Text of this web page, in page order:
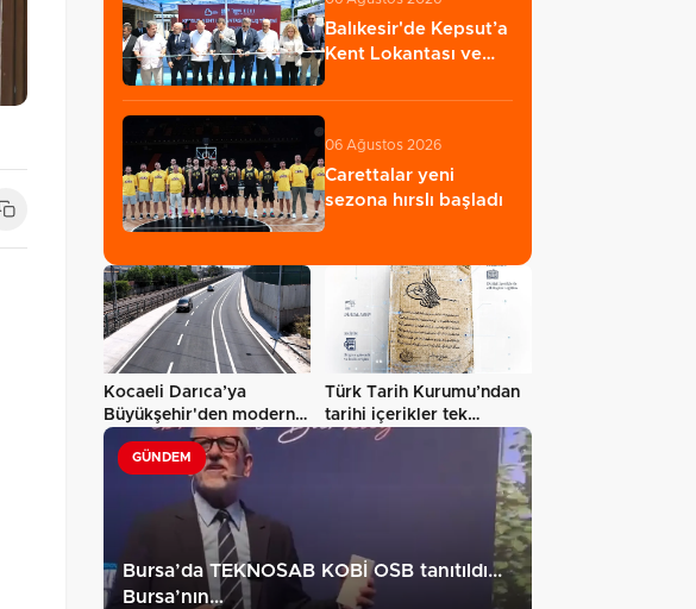
Balıkesir'de Kepsut’a
Kent Lokantası ve
06 Ağustos 2026
Carettalar yeni
sezona hırslı başladı
Kocaeli Darıca’ya
Büyükşehir'den modern
ulaşım yatırımı…
Türk Tarih Kurumu’ndan
tarihi içerikler tek
platformda…
GÜNDEM
Bursa’da TEKNOSAB KOBİ OSB tanıtıldı...
Bursa’nın…